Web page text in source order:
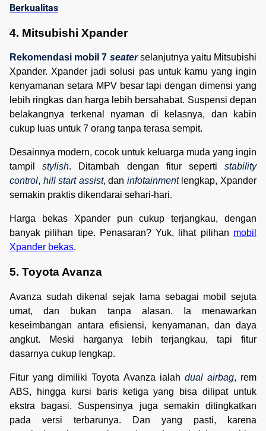
Berkualitas
4. Mitsubishi Xpander
Rekomendasi mobil 7 seaterselanjutnya yaitu Mitsubishi
Xpander. Xpander jadi solusi pas untuk kamu yang ingin
kenyamanan setara MPV besar tapi dengan dimensi yang
lebih ringkas dan harga lebih bersahabat. Suspensi depan
belakangnya terkenal nyaman di kelasnya, dan kabin
cukup luas untuk 7 orang tanpa terasa sempit.
Desainnya modern, cocok untuk keluarga muda yang ingin
tampilstylish. Ditambah dengan fitur sepertistability
control, hill start assist, dan infotainmentlengkap, Xpander
semakin praktis dikendarai sehari-hari.
Harga bekas Xpander pun cukup terjangkau, dengan
banyak pilihan tipe. Penasaran? Yuk, lihat pilihan mobil
Xpander bekas.
5. Toyota Avanza
Avanza sudah dikenal sejak lama sebagai mobil sejuta
umat, dan bukan tanpa alasan. Ia menawarkan
keseimbangan antara efisiensi, kenyamanan, dan daya
angkut. Meski harganya lebih terjangkau, tapi fitur
dasarnya cukup lengkap.
Fitur yang dimiliki Toyota Avanza ialah dual airbag, rem
ABS, hingga kursi baris ketiga yang bisa dilipat untuk
ekstra bagasi. Suspensinya juga semakin ditingkatkan
pada versi terbarunya. Dan yang pasti, karena